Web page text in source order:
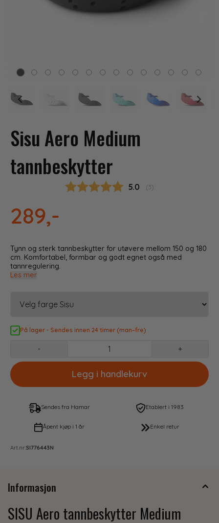
Sisu Aero Medium
tannbeskytter
5.0 (stemmer:
3)
289,-
Tynn og sterk tannbeskytter for utøvere mellom 150 og 180
cm. Komfortabel, formbar og godt egnet også med
tannregulering.
Les mer
På lager - Sendes innen 24 timer (man–fre)
- +
Sendes fra Hamar Etablert i 1983
Åpent kjøp i 1 år Enkel retur
Art.nr:SI776443N
Informasjon
SISU Aero tannbeskytter Medium